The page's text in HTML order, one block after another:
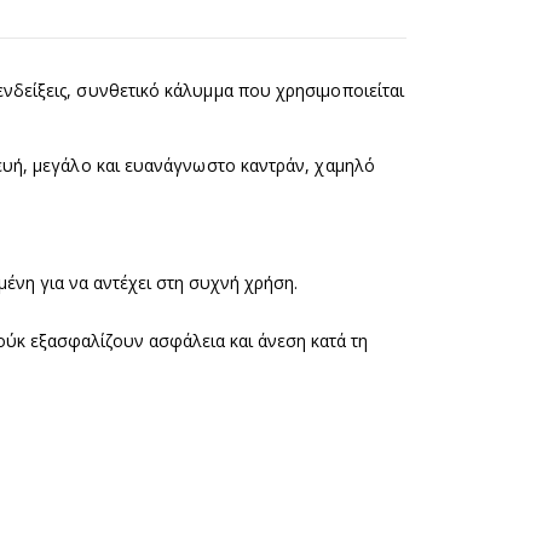
συνθετικό κάλυμμα που χρησιμοποιείται
μεγάλο και ευανάγνωστο καντράν, χαμηλό
για να αντέχει στη συχνή χρήση.
εξασφαλίζουν ασφάλεια και άνεση κατά τη